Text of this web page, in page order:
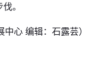
。
中心 编辑：石露芸）